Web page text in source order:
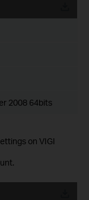
2008 64bits
on VIGI